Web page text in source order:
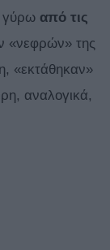
γύρω από τις
«νεφρών» της
«εκτάθηκαν»
αναλογικά,